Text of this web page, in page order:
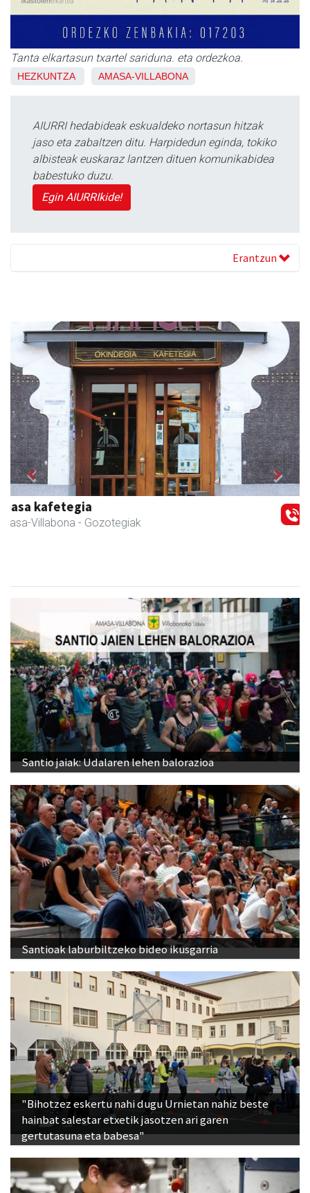
Tanta elkartasun txartel sariduna. eta ordezkoa.
HEZKUNTZA AMASA-VILLABONA
AIURRI hedabideak eskualdeko nortasun hitzak
jaso eta zabaltzen ditu. Harpidedun eginda, tokiko
albisteak euskaraz lantzen dituen komunikabidea
babestuko duzu.
Egin AIURRIkide!
Erantzun
Amasa-Villabonako Udala
Amasa-Villabona - Udaletxeak
Previous Next
Santio jaiak: Udalaren lehen balorazioa
Santioak laburbiltzeko bideo ikusgarria
"Bihotzez eskertu nahi dugu Urnietan nahiz beste
hainbat salestar etxetik jasotzen ari garen
gertutasuna eta babesa"